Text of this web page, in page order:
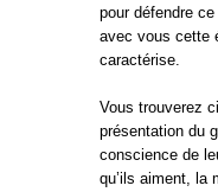
pour défendre
avec vous cette
caractérise.
Vous trouverez
présentation du
conscience de
qu’ils aiment, la